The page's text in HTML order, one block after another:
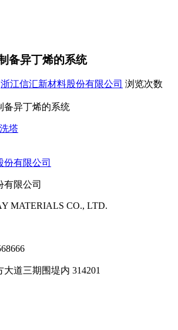
备异丁烯的系统
浙江信汇新材料股份有限公司 浏览次数
塔
有限公司
MATERIALS CO., LTD.
道三期围堤内 314201